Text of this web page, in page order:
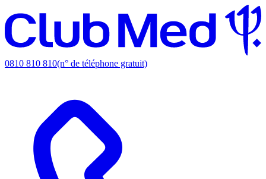
0810 810 810(n° de téléphone gratuit)